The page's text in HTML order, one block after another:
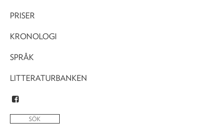
PRISER
KRONOLOGI
SPRÅK
LITTERATURBANKEN